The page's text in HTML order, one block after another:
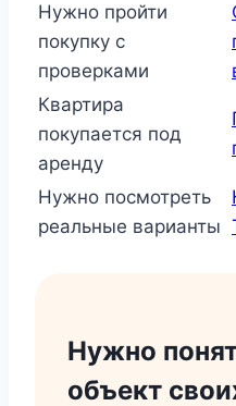
Нужно пройти
покупку с
проверками
Квартира
покупается под
аренду
Нужно посмотреть
реальные варианты
Нужно
объект